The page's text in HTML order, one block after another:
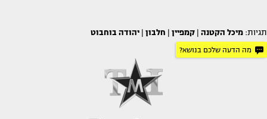
תגיות: מיכל הקטנה קמפיין חלבון יהודה בוחבוט
מה הדעה שלכם בנושא?